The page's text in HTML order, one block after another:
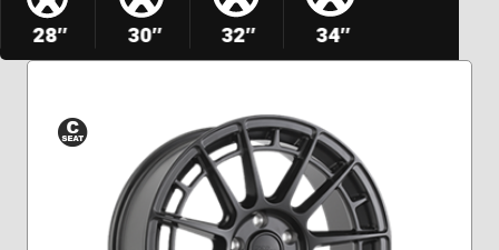
28″ 30″ 32″ 34″
Siège
conique